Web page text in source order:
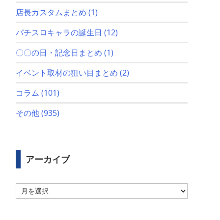
店長カスタムまとめ (1)
パチスロキャラの誕生日 (12)
〇〇の日・記念日まとめ (1)
イベント取材の狙い目まとめ (2)
コラム (101)
その他(935)
アーカイブ
ー